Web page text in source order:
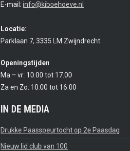
E-mail:info@kiboehoeve.nl
Locatie:
Parklaan 7, 3335 LM Zwijndrecht
Openingstijden
Ma – vr: 10.00 tot 17.00
Za en Zo: 10.00 tot 16.00
IN DE MEDIA
Drukke Paasspeurtocht op 2e Paasdag
Nieuw lid club van 100